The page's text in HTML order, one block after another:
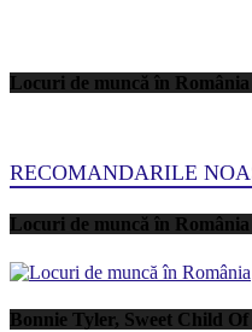
Locuri de muncă în
RECOMANDARILE
Locuri de muncă în
Bonnie Tyler, Sweet Child